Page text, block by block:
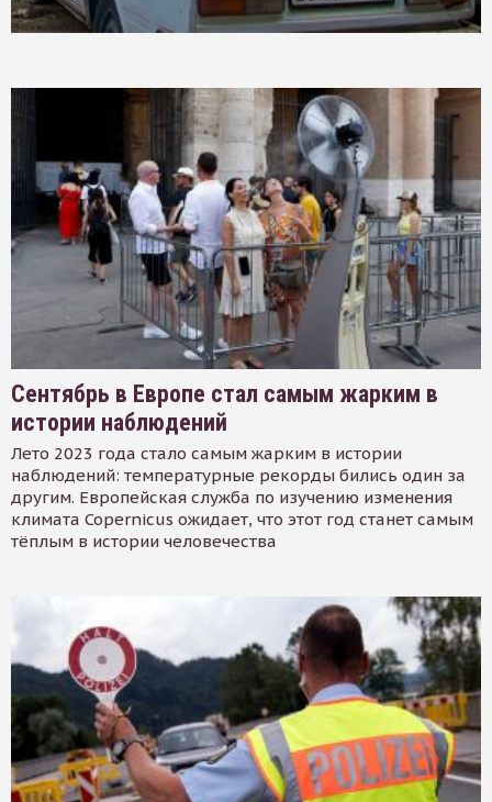
Сентябрь в Европе стал самым жарким в
истории наблюдений
Лето 2023 года стало самым жарким в истории
наблюдений: температурные рекорды бились один за
другим. Европейская служба по изучению изменения
климата Copernicus ожидает, что этот год станет самым
тёплым в истории человечества